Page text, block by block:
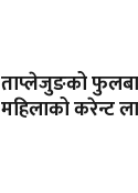
ताप्लेजुङको
महिलाको करेन्ट